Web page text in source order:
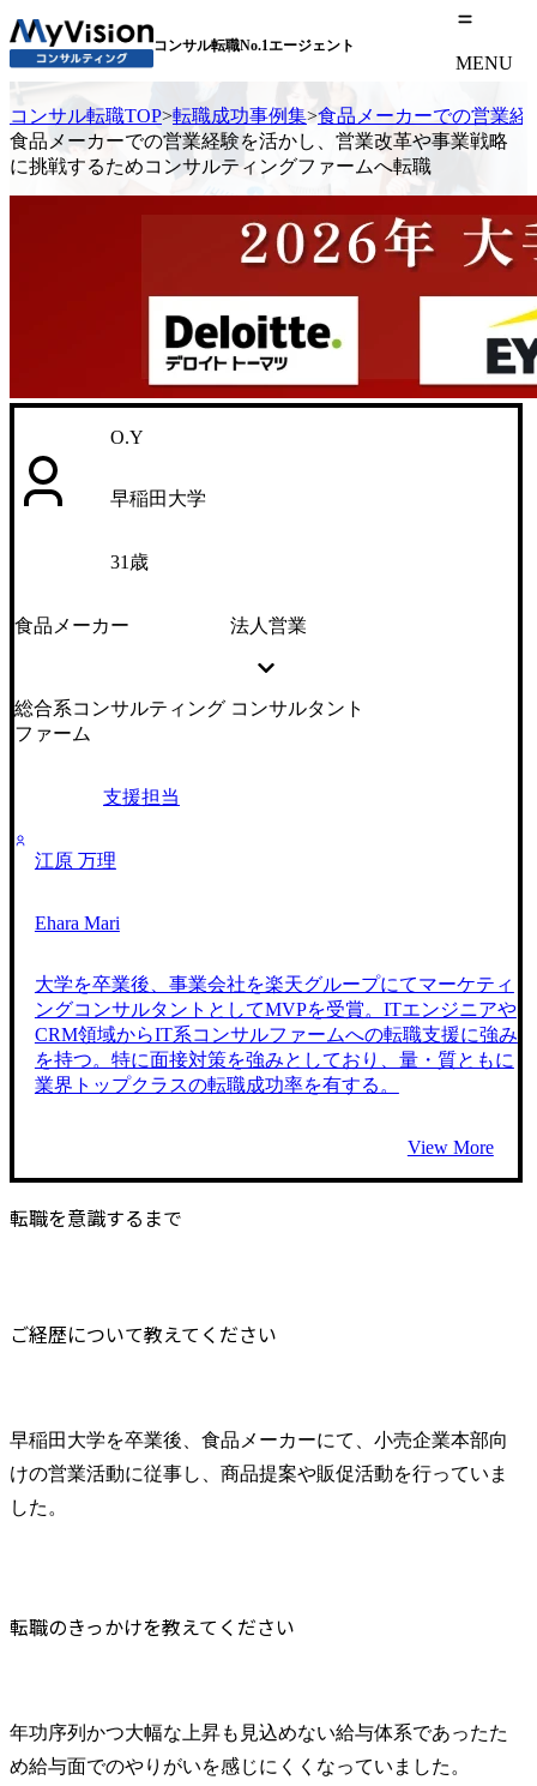
コンサル転職No.1エージェント
MENU
コンサル転職TOP>転職成功事例集>食品メーカーでの営業経
食品メーカーでの営業経験を活かし、営業改革や事業戦略
に挑戦するためコンサルティングファームへ転職
O.Y
早稲田大学
31歳
食品メーカー 法人営業
総合系コンサルティング
ファーム
コンサルタント
支援担当
江原 万理
Ehara Mari
大学を卒業後、事業会社を楽天グループにてマーケティ
ングコンサルタントとしてMVPを受賞。ITエンジニアや
CRM領域からIT系コンサルファームへの転職支援に強み
を持つ。特に面接対策を強みとしており、量・質ともに
業界トップクラスの転職成功率を有する。
View More
転職を意識するまで
ご経歴について教えてください
早稲田大学を卒業後、食品メーカーにて、小売企業本部向
けの営業活動に従事し、商品提案や販促活動を行っていま
した。
転職のきっかけを教えてください
年功序列かつ大幅な上昇も見込めない給与体系であったた
め給与面でのやりがいを感じにくくなっていました。